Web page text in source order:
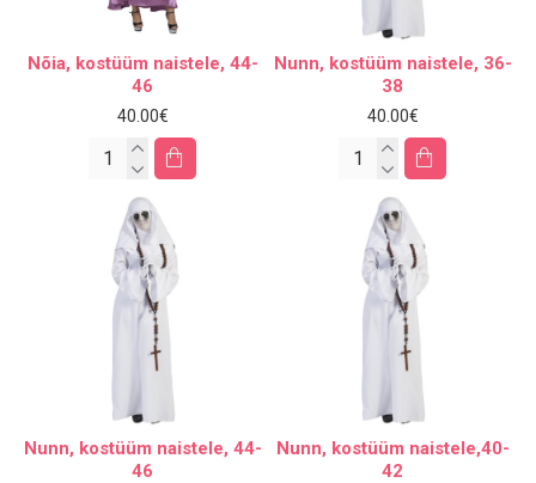
Nõia, kostüüm naistele, 44-
46
40.00€
Nunn, kostüüm naistele, 36-
38
40.00€
Nunn, kostüüm naistele, 44-
46
Nunn, kostüüm naistele,40-
42